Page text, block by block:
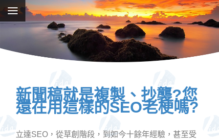
新聞稿就是複製、抄襲?您
還在用這樣的SEO老梗嗎?
立達SEO，從草創階段，到如今十餘年經驗，甚至受